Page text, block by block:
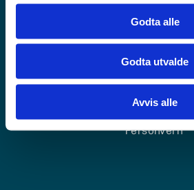
Godta alle
Godta utvalde
Avvis alle
Krise- og
Personvern